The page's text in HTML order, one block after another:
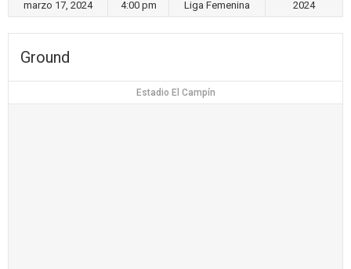
marzo 17, 2024 4:00 pm Liga Femenina 2024
Ground
Estadio El Campín